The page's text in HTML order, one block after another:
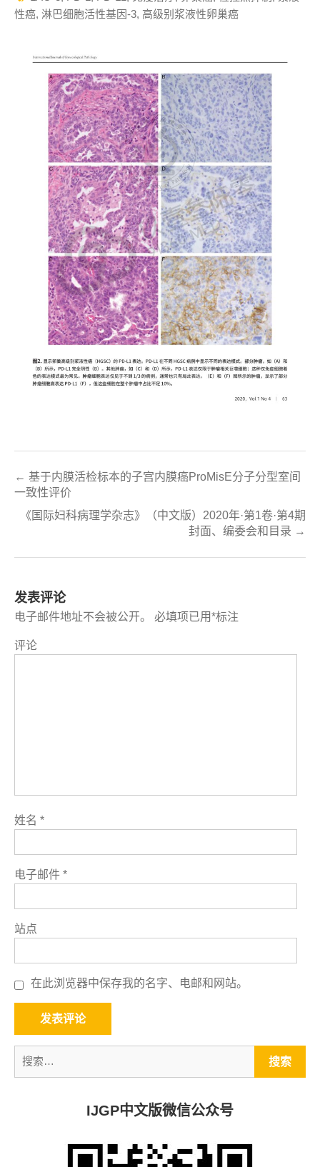
性癌, 淋巴细胞活性基因-3, 高级别浆液性卵巢癌
← 基于内膜活检标本的子宫内膜癌ProMisE分子分型室间
一致性评价
《国际妇科病理学杂志》（中文版）2020年·第1卷·第4期
封面、编委会和目录 →
发表评论
电子邮件地址不会被公开。 必填项已用*标注
评论
姓名 *
电子邮件 *
站点
在此浏览器中保存我的名字、电邮和网站。
IJGP中文版微信公众号